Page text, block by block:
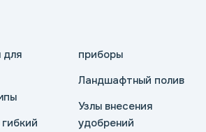
для
приборы
Ландшафтный полив
Узлы внесения
удобрений